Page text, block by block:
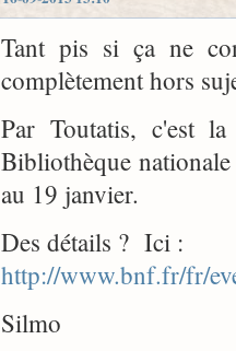
Tant pis si ça ne
complètement hors
Par Toutatis, c'est
Bibliothèque
au 19 janvier.
Des détails ? Ici :
http://www.bnf.fr/fr/
Silmo